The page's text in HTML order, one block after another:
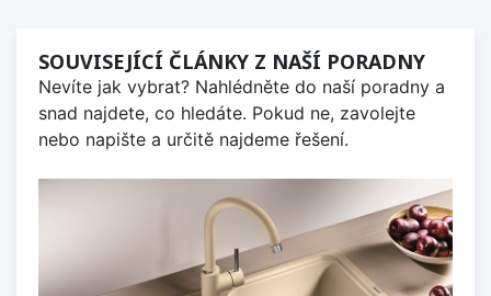
SOUVISEJÍCÍ ČLÁNKY Z NAŠÍ PORADNY
Nevíte jak vybrat? Nahlédněte do naší poradny a
snad najdete, co hledáte. Pokud ne, zavolejte
nebo napište a určitě najdeme řešení.